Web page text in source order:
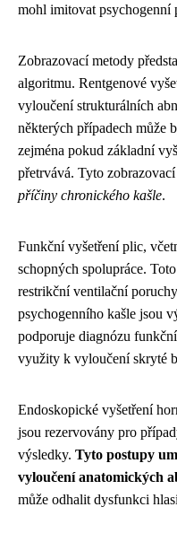
mohl imitovat psychogenní
Zobrazovací metody
algoritmu. Rentgenové
vyloučení strukturálních
některých případech může
zejména pokud základní
přetrvává. Tyto
příčiny chronického kašle.
Funkční vyšetření plic,
schopných spolupráce.
restrikční ventilační
psychogenního kašle jsou
podporuje diagnózu
využity k vyloučení skryté
Endoskopické vyšetření
jsou rezervovány pro
výsledky. Tyto postupy
vyloučení anatomických
může odhalit dysfunkci